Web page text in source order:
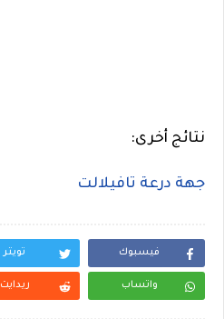
نتائج أخرى:
جهة درعة تافيلالت
فيسبوك تويتر
واتساب ريدايت